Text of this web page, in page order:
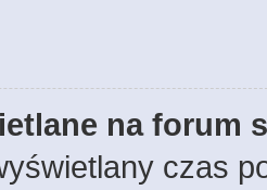
na forum
czas